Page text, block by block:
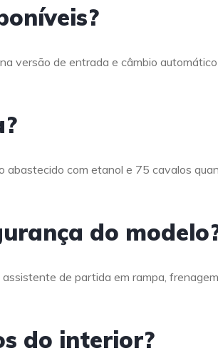
versão de entrada e câmbio
com etanol e 75 cavalos
do
de partida em rampa, frenagem
do interior?